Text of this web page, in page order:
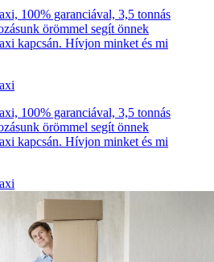
100% garanciával, 3,5 tonnás
örömmel segít önnek
kapcsán. Hívjon minket és mi
100% garanciával, 3,5 tonnás
örömmel segít önnek
kapcsán. Hívjon minket és mi